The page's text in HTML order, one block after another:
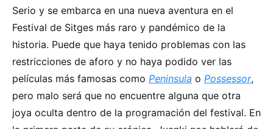
Serio y se embarca en una nueva aventura en el
Festival de Sitges más raro y pandémico de la
historia. Puede que haya tenido problemas con las
restricciones de aforo y no haya podido ver las
películas más famosas como Peninsula o Possessor,
pero malo será que no encuentre alguna que otra
joya oculta dentro de la programación del festival. En